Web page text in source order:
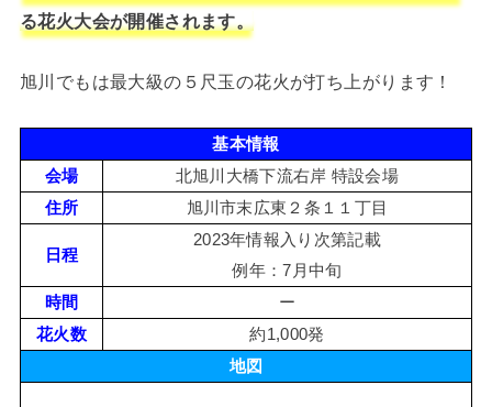
る花火大会が開催されます。
旭川でもは最大級の５尺玉の花火が打ち上がります！
基本情報
会場
北旭川大橋下流右岸 特設会場
住所
旭川市末広東２条１１丁目
日程
2023年情報入り次第記載
例年：7月中旬
時間
ー
花火数
約1,000発
地図